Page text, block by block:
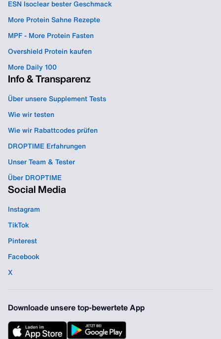
ESN Isoclear bester Geschmack
More Protein Sahne Rezepte
MPF - More Protein Fasten
Overshield Protein kaufen
More Daily 100
Info & Transparenz
Über unsere Supplement Tests
Wie wir testen
Wie wir Rabattcodes prüfen
DROPTIME Erfahrungen
Unser Team & Tester
Über DROPTIME
Social Media
Instagram
TikTok
Pinterest
Facebook
X
Downloade unsere top-bewertete App